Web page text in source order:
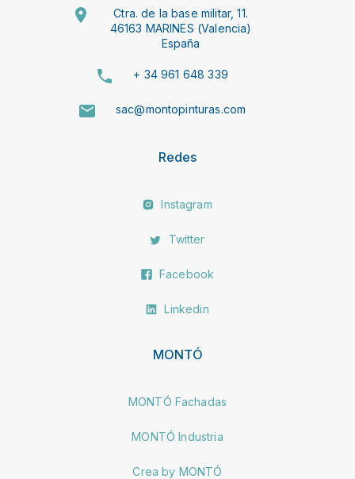
Ctra. de la base militar, 11.
46163 MARINES (Valencia)
España
+ 34 961 648 339
sac@montopinturas.com
Redes
Instagram
Twitter
Facebook
Linkedin
MONTÓ
MONTÓ Fachadas
MONTÓ Industria
Crea by MONTÓ